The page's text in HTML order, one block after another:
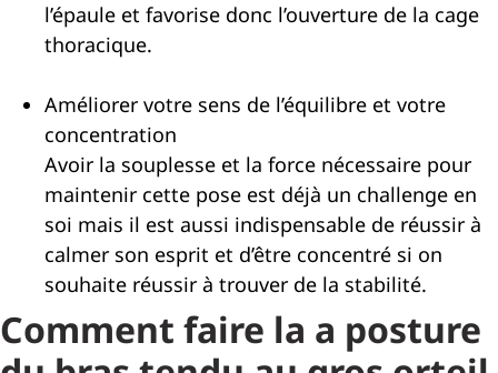
l’épaule et favorise donc l’ouverture de la cage
thoracique.
Améliorer votre sens de l’équilibre et votre
concentration
Avoir la souplesse et la force nécessaire pour
maintenir cette pose est déjà un challenge en
soi mais il est aussi indispensable de réussir à
calmer son esprit et d’être concentré si on
souhaite réussir à trouver de la stabilité.
Comment faire la a posture